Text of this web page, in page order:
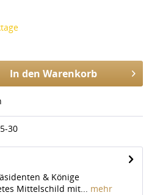
In den Warenkorb
30
& Könige
Mittelschild mit... mehr